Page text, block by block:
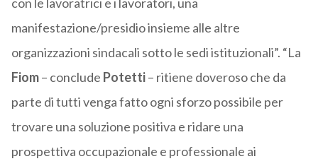
con le lavoratrici e i lavoratori, una
manifestazione/presidio insieme alle altre
organizzazioni sindacali sotto le sedi istituzionali”. “La
Fiom– conclude Potetti– ritiene doveroso che da
parte di tutti venga fatto ogni sforzo possibile per
trovare una soluzione positiva e ridare una
prospettiva occupazionale e professionale ai